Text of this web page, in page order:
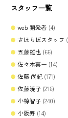
スタッフ一覧
web 開発者 (4)
さほらぼスタッフ
五藤雄也 (66)
佐々木喜一 (14)
佐藤 尚紀 (171)
佐藤暁子 (216)
小椋智子 (240)
小阪寿 (14)